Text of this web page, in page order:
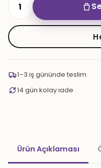
Honey
Sigh
Kutusuz
NArgile
1–3 iş gününde teslim
14 gün kolay iade
Ürün Açıklaması